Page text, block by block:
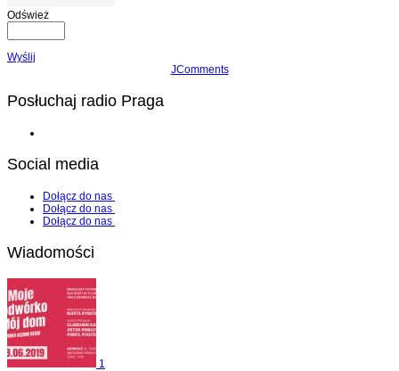
Odśwież
Wyślij
JComments
Posłuchaj radio Praga
Social media
Dołącz do nas
Dołącz do nas
Dołącz do nas
Wiadomości
1